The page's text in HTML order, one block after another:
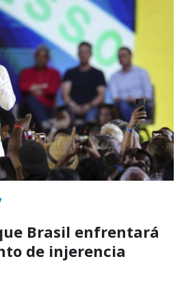
Brasil enfrentará
de injerencia